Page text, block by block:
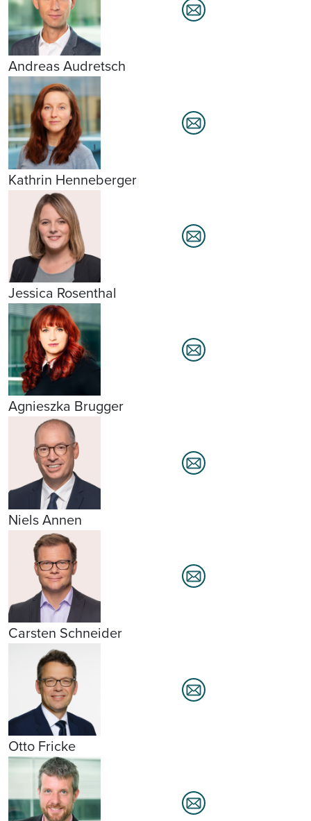
Andreas Audretsch
Kathrin Henneberger
Jessica Rosenthal
Agnieszka Brugger
Niels Annen
Carsten Schneider
Otto Fricke